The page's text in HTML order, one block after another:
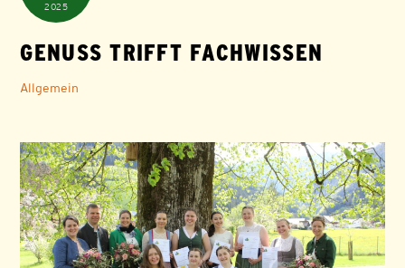
2025
GENUSS TRIFFT FACHWISSEN
Allgemein